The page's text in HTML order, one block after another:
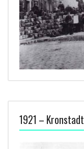
1921 – Kronstadt